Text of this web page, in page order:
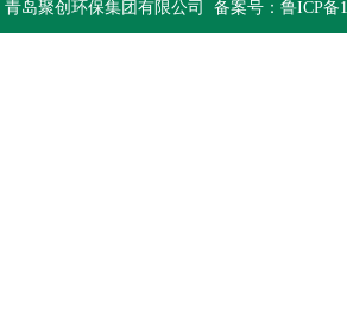
岛聚创环保集团有限公司 备案号：鲁ICP备